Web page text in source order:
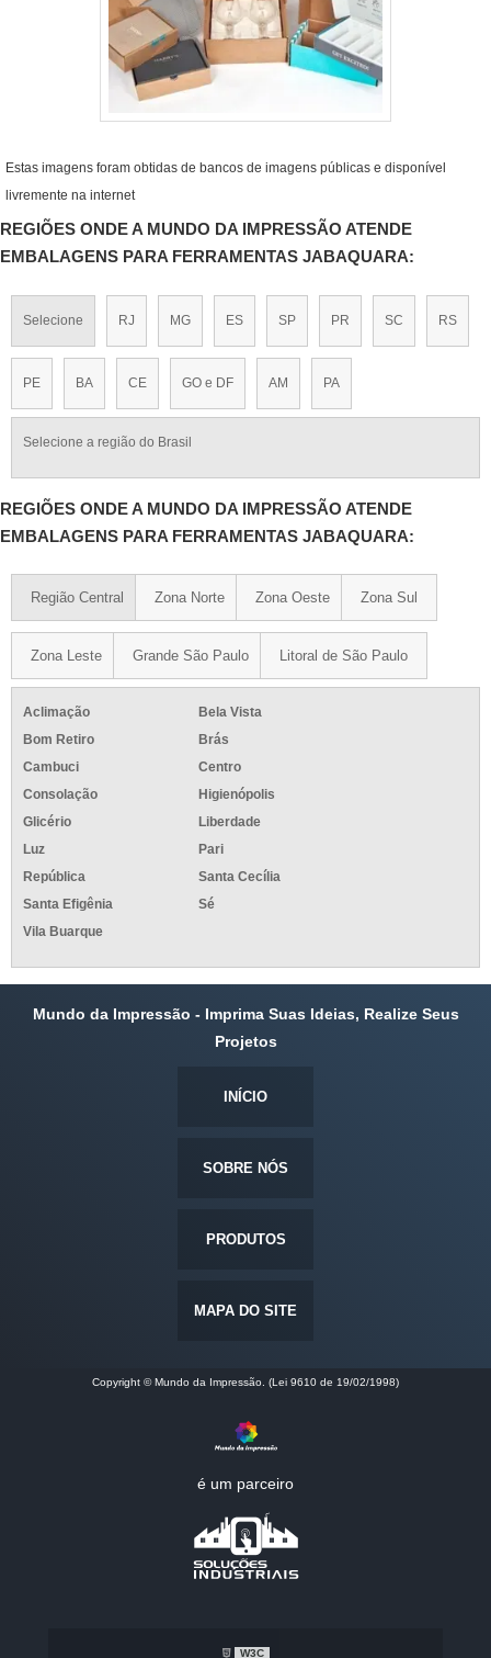
Estas imagens foram obtidas de bancos de imagens públicas e disponível
livremente na internet
REGIÕES ONDE A MUNDO DA IMPRESSÃO ATENDE
EMBALAGENS PARA FERRAMENTAS JABAQUARA:
Selecione RJ MG ES SP PR SC RS
PE BA CE GO e DF AM PA
Selecione a região do Brasil
REGIÕES ONDE A MUNDO DA IMPRESSÃO ATENDE
EMBALAGENS PARA FERRAMENTAS JABAQUARA:
Região Central Zona Norte Zona Oeste Zona Sul
Zona Leste Grande São Paulo Litoral de São Paulo
Aclimação
Bela Vista
Bom Retiro
Brás
Cambuci
Centro
Consolação
Higienópolis
Glicério
Liberdade
Luz
Pari
República
Santa Cecília
Santa Efigênia
Sé
Vila Buarque
Mundo da Impressão - Imprima Suas Ideias, Realize Seus
Projetos
INÍCIO
SOBRE NÓS
PRODUTOS
MAPA DO SITE
Copyright © Mundo da Impressão. (Lei 9610 de 19/02/1998)
é um parceiro
W3C